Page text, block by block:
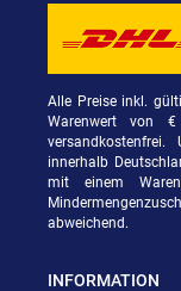
Alle Preise inkl.
Warenwert von
innerhalb
mit einem
abweichend.
INFORMATION